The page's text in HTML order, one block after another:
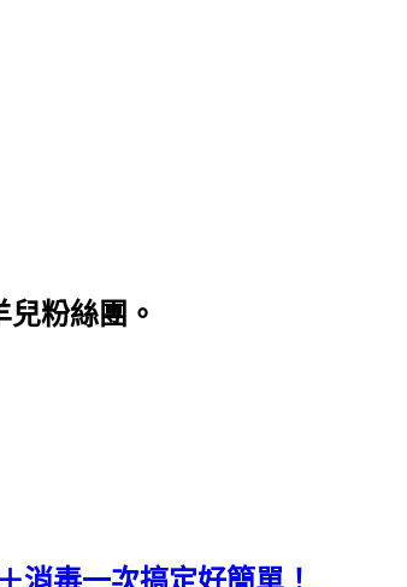
粉絲團。
消毒一次搞定好簡單！